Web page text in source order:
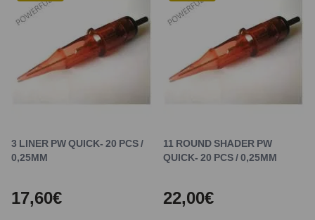
3 LINER PW QUICK- 20 PCS /
0,25MM
17,60€
11 ROUND SHADER PW
QUICK- 20 PCS / 0,25MM
22,00€